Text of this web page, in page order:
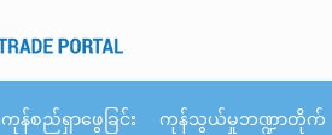
ကုန်စည်ရှာဖွေခြင်း ကုန်သွယ်မှုဘဏ္ဍာတိုက်